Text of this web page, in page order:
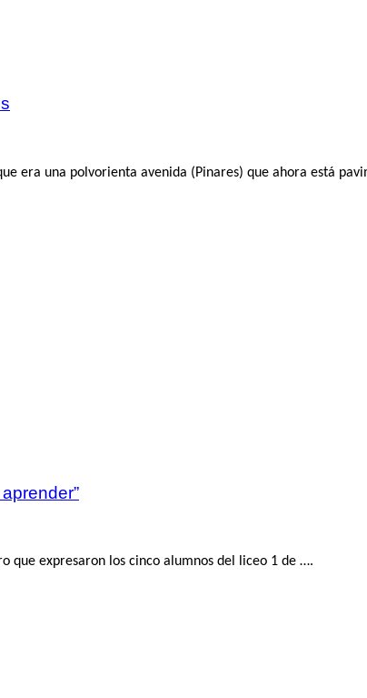
era una polvorienta avenida (Pinares) que ahora está
que expresaron los cinco alumnos del liceo 1 de ….